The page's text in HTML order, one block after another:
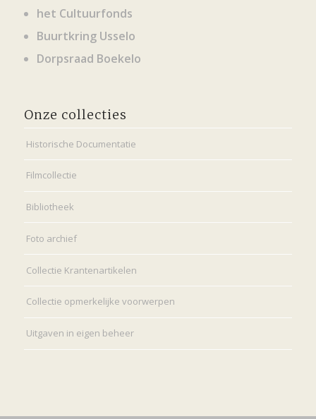
het Cultuurfonds
Buurtkring Usselo
Dorpsraad Boekelo
Onze collecties
Historische Documentatie
Filmcollectie
Bibliotheek
Foto archief
Collectie Krantenartikelen
Collectie opmerkelijke voorwerpen
Uitgaven in eigen beheer